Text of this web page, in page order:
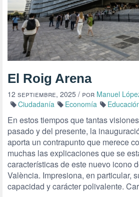
El Roig Arena
12 septiembre, 2025 / por Manuel
Ciudadanía
Economía
En estos tiempos que tantas
pasado y del presente, la
aporta un contrapunto que merece
muchas las explicaciones que se
características de este nuevo icono
València. Impresiona, en particular,
capacidad y carácter polivalente.